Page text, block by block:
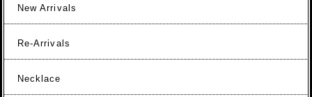
New Arrivals
Re-Arrivals
Necklace